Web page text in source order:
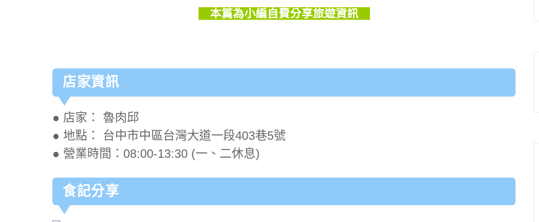
本篇為小編自費分享旅遊資訊
店家資訊
● 店家： 魯肉邱
● 地點： 台中市中區台灣大道一段403巷5號
● 營業時間：08:00-13:30 (一、二休息)
食記分享